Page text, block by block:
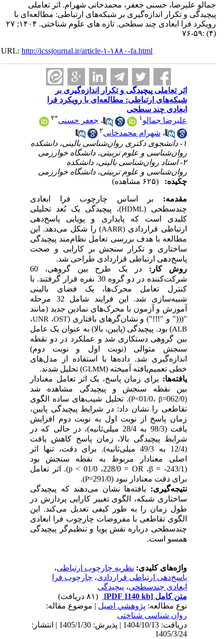
جمالو علیرضا، حسنی جعفر، محمدخانی شهرام. اثر تعاملی
پیچیدگی و تکرار اندازه‌گیری بر شبکه‌‌های ارتباطی: مطالعه‌ای با
رویکرد فرا ابعادی چند سطحی. تازه های علوم شناختی. ۱۴۰۴; ۲۷
URL:http://icssjournal.ir/article-۱-۱۸۸۰-fa.html
اثر تعاملی پیچیدگی و تکرار اندازه‌گیری بر
شبکه‌‌های ارتباطی: مطالعه‌ای با رویکرد فرا
ابعادی چند سطحی
علیرضا جمالو۱ ،جعفر حسنی ۲
،شهرام محمدخانی
۱- دانشجوی دکتری روان‌شناسی بالینی، دانشکده
روان‌شناسی و علوم تربیتی، دانشگاه خوارزمی
۲- استاد روان‌شناسی بالینی، دانشکده
روان‌شناسی و علوم تربیتی، دانشگاه خوارزمی
چکیده:
مقدمه:بر اساس چارچوب فرا ابعادی
چندسطحی (
HDML)، پیچیدگی یک بُعد تحلیلی
کلیدی است که پایداری و پویایی پاسخ‌دهی
ارتباطی قراردادی (AARR) را شکل میدهد. این
مطالعه با هدف بررسی تعامل نظاممند پیچیدگی
ساختاری و تکرار سنجش بر کارایی و صحت
پاسخ‌دهی ارتباطی قراردادی طراحی شد.
روش کار:در یک طرح بین گروهی،
60
شرکت
کننده در دو گروه 30 نفره قرار گرفتند. با
کنترل تعامل محرکها، یک فضای بالینی
شبیه
سازی شد. این فرایند شامل 32 مرحله
آموزش و آزمون با محرکهای نمادین جدید (مانند
"(((" و "!!!") و نشان‌گرهای بافتاری (OST،UNR،
ALB) بود. پیچیدگی (پایین، بالا) بهعنوان یک عامل
بین گروهی دستکاری شد و عملکرد در دو نقطه
سنجش متوالی (نوبت اول و نوبت دوم)
اندازه گیری شد. دادهها با استفاده از مدلهای
خطی تعمیمیافته آمیخته (GLMM) تحلیل شدند.
یافتهها:برای زمان پاسخ، یک اثر تعامل معنادار
بین نقطه سنجش و پیچیدگی مشاهده شد
062/0
=
β،01/0 >
P). تحلیل شیبهای ساده الگوی
تقاطعی را نشان داد: در شرایط پیچیدگی پایین،
زمان پاسخ از نوبت اول به نوبت دوم افزایش
یافت (98/3 به 28/4 میلی
ثانیه)، در حالی ­که در
شرایط پیچیدگی بالا، زمان پاسخ کاهش یافت
به 49/3 میلیثانیه). برای دقت، تنها اثر
اصلی معنادار مربوط به نقطه سنجش بود
β ،OR= 228/0، 01/0 > p ). اثر تعامل
برای دقت معنادار نبود (291/0
=
P
).
نتیجهگیری:یافتهها نشان میدهند که پیچیدگی
ساختاری شبکه، الگوی تغییر کارایی پردازش در
طول زمان را بهطور کیفی تعدیل میکند. این
الگوی تقاطعی با مفروضات چارچوب فرا ابعادی
چندسطحی درباره نقش پویا و تنظیمگر پیچیدگی
همسو است.
واژه‌های کلیدی:نظریه چارچوب ارتباطی،
پاسخ‌دهی ارتباطی قراردادی،چارچوب فرا
ابعادی چندسطحی،پیچیدگی
متن کامل[PDF 1140 kb]
نوع مطالعه:پژوهشي اصیل| موضوع مقاله:
روان شناسی شناختی
دریافت: 1404/10/13 | پذیرش: 1405/1/30 | انتشار:
1405/3/24